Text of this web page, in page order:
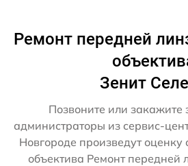
Ремонт передней
Зенит
Позвоните или закажите
администраторы из сервис-
Новгороде произведут оценку
объектива Ремонт передней